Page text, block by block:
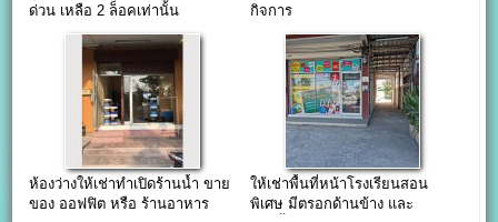
ด่วน เหลือ 2 ล็อคเท่านั้น
กิจการ
ห้องว่างให้เช่าทำเปิดร้านน้ำ ขาย
ของ ออฟฟิต หรือ ร้านอาหาร
ให้เช่าพื้นที่หน้าโรงเรียนสอน
พิเศษ มีตรอกด้านข้าง และ